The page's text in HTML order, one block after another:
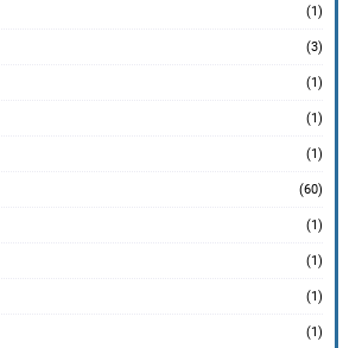
(1)
(3)
(1)
(1)
(1)
(60)
(1)
(1)
(1)
(1)